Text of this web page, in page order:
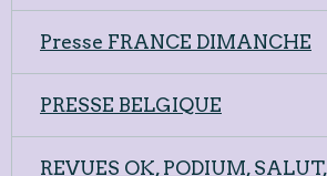
Presse FRANCE DIMANCHE
PRESSE BELGIQUE
REVUES OK, PODIUM,